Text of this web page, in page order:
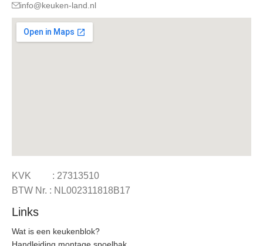
info@keuken-land.nl
KVK : 27313510
BTW Nr. : NL002311818B17
Links
Wat is een keukenblok?